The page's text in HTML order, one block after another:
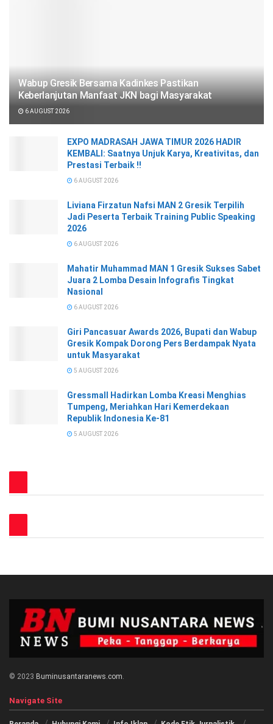
Wabup Gresik Bersama Kadinkes Pastikan
Keberlanjutan Manfaat JKN bagi Masyarakat
6 AUGUST 2026
EXPO MADRASAH JAWA TIMUR 2026 HADIR
KEMBALI: Saatnya Unjuk Karya, Kreativitas, dan
Prestasi Terbaik !!
6 AUGUST 2026
Liviana Firzatun Nafsi MAN 2 Gresik Terpilih
Jadi Peserta Terbaik Training Public Speaking
2026
6 AUGUST 2026
Mahatir Muhammad MAN 1 Gresik Sukses Sabet
Juara 2 Lomba Desain Infografis Tingkat
Nasional
6 AUGUST 2026
Giri Pancasuar Awards 2026, Bupati dan Wabup
Gresik Kompak Dorong Pers Berdampak Nyata
untuk Masyarakat
5 AUGUST 2026
Gressmall Hadirkan Lomba Kreasi Menghias
Tumpeng, Meriahkan Hari Kemerdekaan
Republik Indonesia Ke-81
5 AUGUST 2026
© 2023 Buminusantaranews.com
Navigate Site